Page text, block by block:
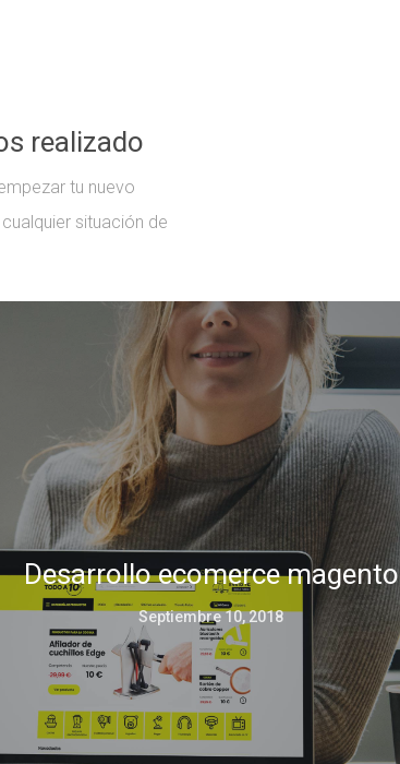
realizado
tu nuevo
situación de
Desarrollo ecomerce magento
Septiembre 10, 2018